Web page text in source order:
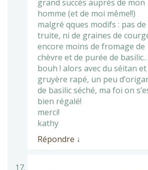
grand succès auprès de mon
homme (et de moi même!!)
malgré qques modifs : pas de
truite, ni de graines de
encore moins de fromage de
chèvre et de purée de basilic…
bouh ! alors avec du séitan et
gruyère rapé, un peu
de basilic séché, ma foi on
bien régalé!
merci!
kathy
Répondre ↓